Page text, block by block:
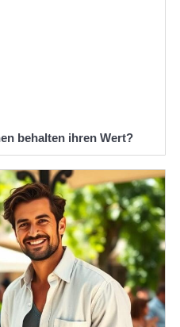
behalten ihren Wert?